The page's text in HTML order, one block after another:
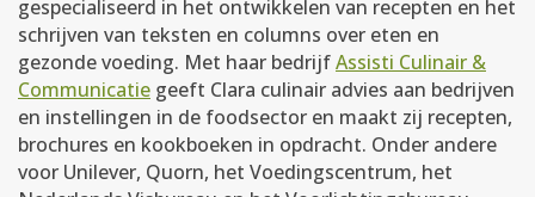
gespecialiseerd in het ontwikkelen van recepten en het
schrijven van teksten en columns over eten en
gezonde voeding. Met haar bedrijfAssisti Culinair &
Communicatie geeft Clara culinair advies aan bedrijven
en instellingen in de foodsector en maakt zij recepten,
brochures en kookboeken in opdracht. Onder andere
voor Unilever, Quorn, het Voedingscentrum, het